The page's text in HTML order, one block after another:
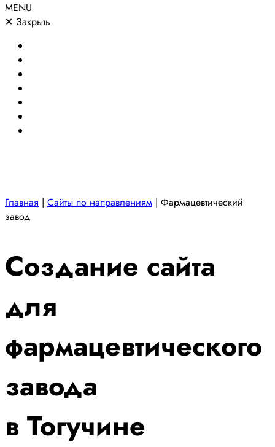
MENU
✕ Закрыть
Главная | Сайты по направлениям | Фармацевтический
завод
Создание сайта
для
фармацевтического
завода
в Тогучине